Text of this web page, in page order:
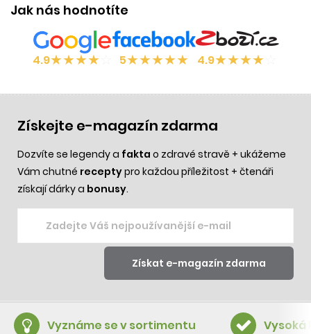
Jak nás hodnotíte
4.9★★★★ 5★★★★★ 4.9★★★★
Získejte e-magazín zdarma
Dozvíte se legendy a fakta o zdravé stravě + ukážeme
Vám chutné receptypro každou příležitost + čtenáři
získají dárky a bonusy.
Vyznáme se v sortimentu Vysoká